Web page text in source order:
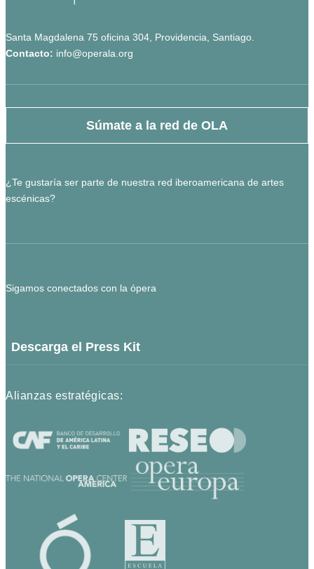
Santa Magdalena 75 oficina 304, Providencia, Santiago.
Contacto: info@operala.org
Súmate a la red de OLA
¿Te gustaría ser parte de nuestra red iberoamericana de artes
escénicas?
Sigamos conectados con la ópera
Descarga el Press Kit
Alianzas estratégicas: